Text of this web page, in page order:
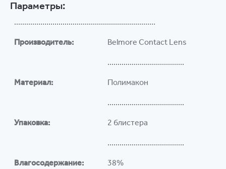
Параметры:
......................................................................
Производитель: Belmore Contact Lens
......................................
Материал: Полимакон
......................................
Упаковка: 2 блистера
......................................
Влагосодержание: 38%